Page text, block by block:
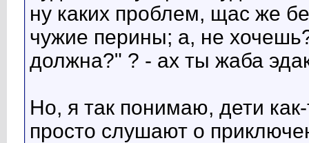
ну каких проблем, щас же
чужие перины; а, не
должна?" ? - ах ты жаба
Но, я так понимаю, дети
просто слушают о